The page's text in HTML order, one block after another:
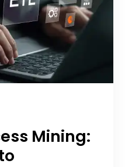
Mining: